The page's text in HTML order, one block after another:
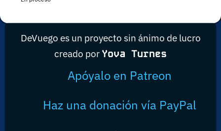
DeVuego es un proyecto sin ánimo de lucro
creado por Yova Turnes
Apóyalo en Patreon
Haz una donación vía PayPal